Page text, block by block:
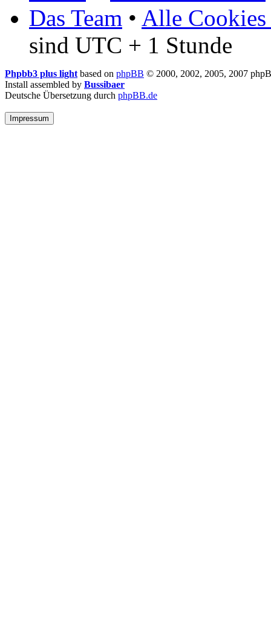
Das Team • Alle Cookies
sind UTC + 1 Stunde
Phpbb3 plus light based on phpBB © 2000, 2002, 2005, 2007
Install assembled by Bussibaer
Deutsche Übersetzung durch phpBB.de